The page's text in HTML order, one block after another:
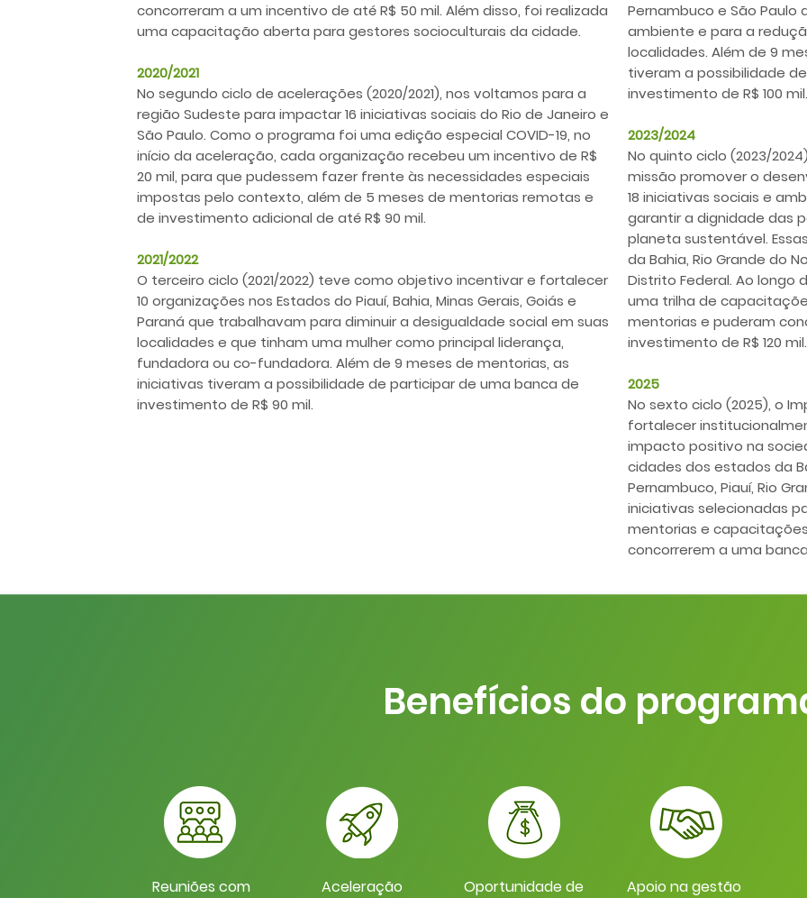
concorreram a um incentivo de até R$ 50 mil. Além disso, foi realizada
uma capacitação aberta para gestores socioculturais da cidade.
2020/2021
No segundo ciclo de acelerações (2020/2021), nos voltamos para a
região Sudeste para impactar 16 iniciativas sociais do Rio de Janeiro e
São Paulo. Como o programa foi uma edição especial COVID-19, no
início da aceleração, cada organização recebeu um incentivo de R$
20 mil, para que pudessem fazer frente às necessidades especiais
impostas pelo contexto, além de 5 meses de mentorias remotas e
de investimento adicional de até R$ 90 mil.
2021/2022
O terceiro ciclo (2021/2022) teve como objetivo incentivar e fortalecer
10 organizações nos Estados do Piauí, Bahia, Minas Gerais, Goiás e
Paraná que trabalhavam para diminuir a desigualdade social em suas
localidades e que tinham uma mulher como principal liderança,
fundadora ou co-fundadora. Além de 9 meses de mentorias, as
iniciativas tiveram a possibilidade de participar de uma banca de
investimento de R$ 90 mil.
Pernambuco e São
ambiente e para a
localidades. Além de 9
tiveram a possibilidade
investimento de R$ 100 mil.
2023/2024
No quinto ciclo (2023/
missão promover o
18 iniciativas sociais e
garantir a dignidade das
planeta sustentável.
da Bahia, Rio Grande do
Distrito Federal. Ao longo
uma trilha de
mentorias e puderam
investimento de R$ 120 mil.
2025
No sexto ciclo (2025), o
fortalecer
impacto positivo na
cidades dos estados da
Pernambuco, Piauí, Rio
iniciativas selecionadas
mentorias e
concorrerem a uma
Benefícios do
Reuniões com
Aceleração
Oportunidade de
Apoio na gestão